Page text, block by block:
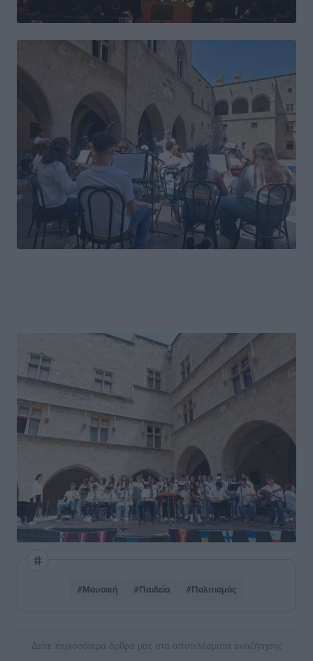
#Μουσική #Παιδεία #Πολιτισμός
Δείτε περισσότερα άρθρα μας στα αποτελέσματα αναζήτησης